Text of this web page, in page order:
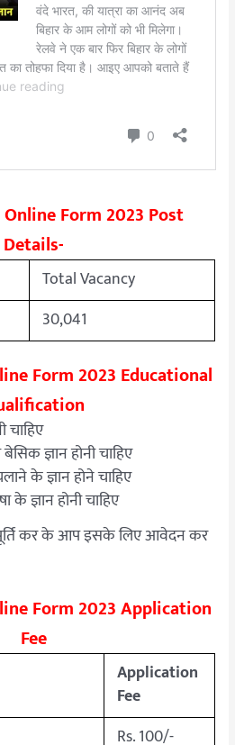
Form 2023 Post
Details-
Total Vacancy
30,041
Form 2023 Educational
ज्ञान होनी चाहिए
के ज्ञान होने चाहिए
ज्ञान होनी चाहिए
कर के आप इसके लिए आवेदन कर
Form 2023 Application
Fee
Application
Fee
Rs. 100/-